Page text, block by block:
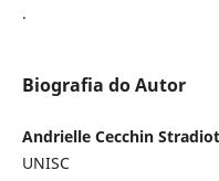
.
Biografia do Autor
Andrielle Cecchin
UNISC